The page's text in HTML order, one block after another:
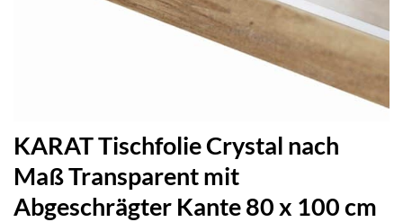
KARAT Tischfolie Crystal nach
Maß Transparent mit
Abgeschrägter Kante 80 x 100 cm